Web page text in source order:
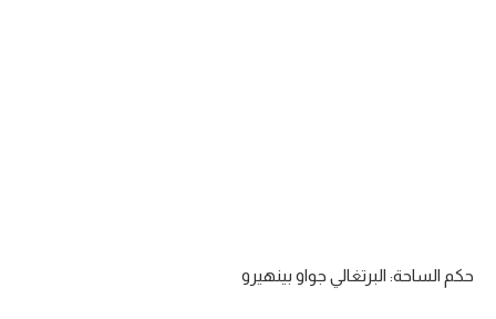
حكم الساحة: البرتغالي جواو بينهيرو